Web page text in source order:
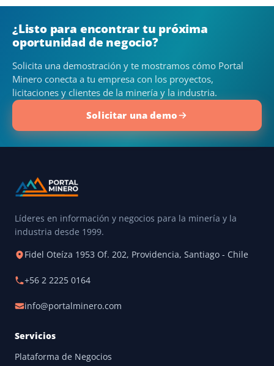
¿Listo para encontrar tu próxima
oportunidad de negocio?
Solicita una demostración y te mostramos cómo Portal
Minero conecta a tu empresa con los proyectos,
licitaciones y clientes de la minería y la industria.
Solicitar una demo
Líderes en información y negocios para la minería y la
industria desde 1999.
Fidel Oteíza 1953 Of. 202, Providencia, Santiago - Chile
+56 2 2225 0164
info@portalminero.com
Servicios
Plataforma de Negocios